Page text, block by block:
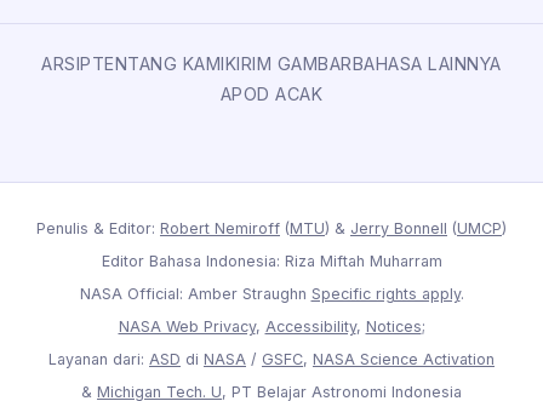
ARSIPTENTANG KAMIKIRIM GAMBARBAHASA LAINNYA
APOD ACAK
Penulis & Editor: Robert Nemiroff (MTU) & Jerry Bonnell (UMCP)
Editor Bahasa Indonesia: Riza Miftah Muharram
NASA Official: Amber Straughn Specific rights apply.
NASA Web Privacy, Accessibility, Notices;
Layanan dari: ASD di NASA / GSFC, NASA Science Activation
& Michigan Tech. U, PT Belajar Astronomi Indonesia